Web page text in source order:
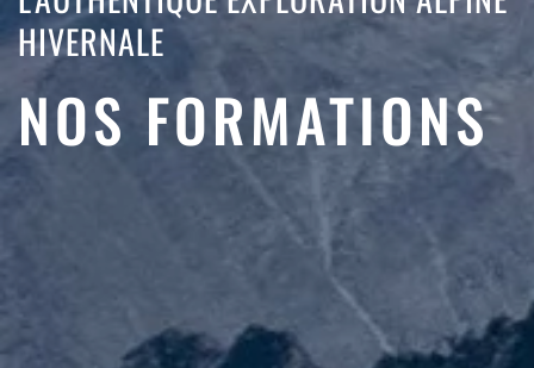
HIVERNALE
NOS FORMATIONS